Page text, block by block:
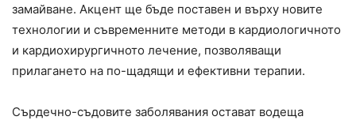
замайване. Акцент ще бъде поставен и върху новите
технологии и съвременните методи в кардиологичното
и кардиохирургичното лечение, позволяващи
прилагането на по-щадящи и ефективни терапии.
Сърдечно-съдовите заболявания остават водеща